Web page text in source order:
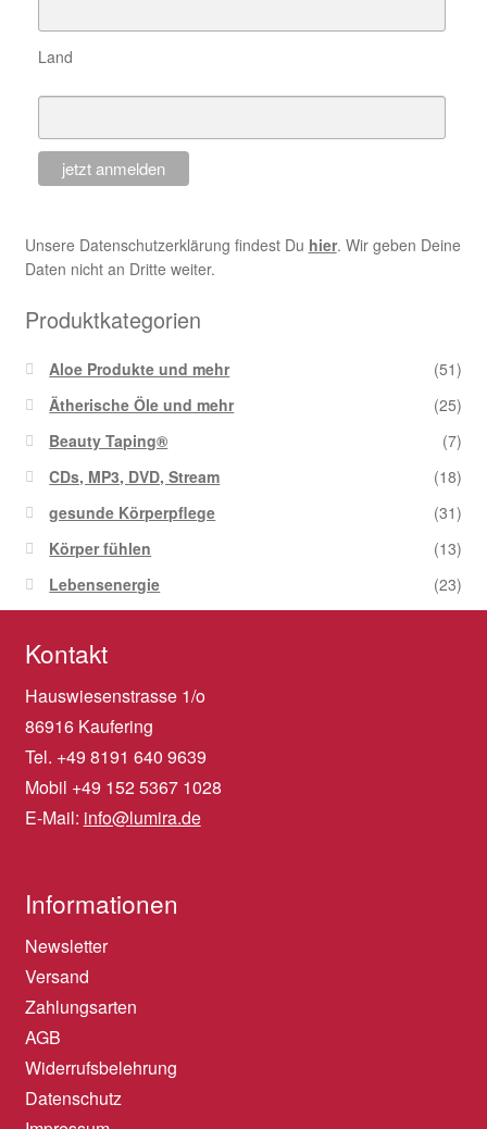
Land
Unsere Datenschutzerklärung findest Du hier. Wir geben Deine
Daten nicht an Dritte weiter.
Produktkategorien
Aloe Produkte und mehr
(51)
Ätherische Öle und mehr
(25)
Beauty Taping®
(7)
CDs, MP3, DVD, Stream
(18)
gesunde Körperpflege
(31)
Körper fühlen
(13)
Lebensenergie
(23)
Kontakt
Hauswiesenstrasse 1/o
86916 Kaufering
Tel. +49 8191 640 9639
Mobil +49 152 5367 1028
E-Mail: info@lumira.de
Informationen
Newsletter
Versand
Zahlungsarten
AGB
Widerrufsbelehrung
Datenschutz